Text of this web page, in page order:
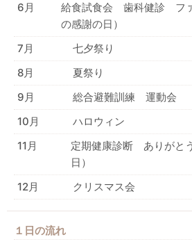
6月
給食試食会 歯科健診 フ
の感謝の日）
7月
七夕祭り
8月
夏祭り
9月
総合避難訓練 運動会
10月
ハロウィン
11月
定期健康診断 ありがと
日）
12月
クリスマス会
１日の流れ